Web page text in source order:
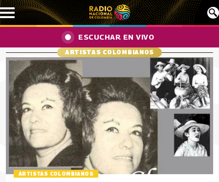
Pasar al contenido principal
ESCUCHAR EN VIVO
ARTISTAS COLOMBIANOS
ARTISTAS COLOMBIANOS